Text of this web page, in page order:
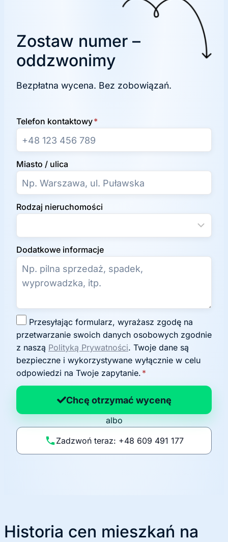
Zostaw numer –
oddzwonimy
Bezpłatna wycena. Bez zobowiązań.
Telefon kontaktowy*
Miasto / ulica
Rodzaj nieruchomości
Dodatkowe informacje
g
o
d
a
n
p
li
t
przetwarzanie swoich danych osobowych zgodnie
z naszą Polityką Prywatności. Twoje dane są
bezpieczne i wykorzystywane wyłącznie w celu
odpowiedzi na Twoje zapytanie. *
Chcę otrzymać wycenę
albo
Zadzwoń teraz: +48 609 491 177
Historia cen mieszkań na